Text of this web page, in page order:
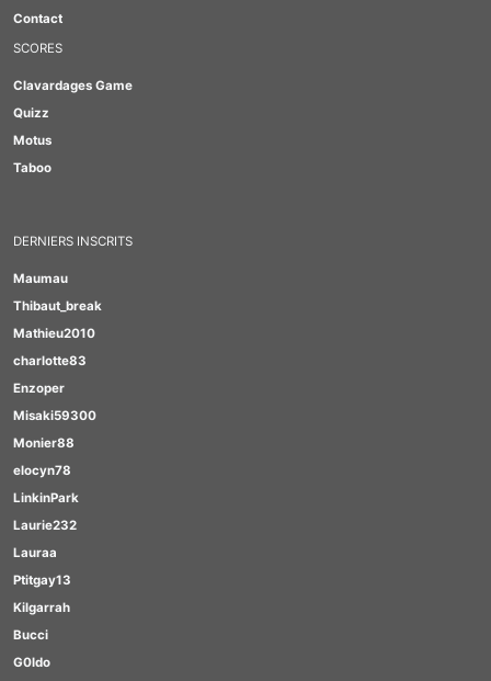
Contact
SCORES
Clavardages Game
Quizz
Motus
Taboo
DERNIERS INSCRITS
Maumau
Thibaut_break
Mathieu2010
charlotte83
Enzoper
Misaki59300
Monier88
elocyn78
LinkinPark
Laurie232
Lauraa
Ptitgay13
Kilgarrah
Bucci
G0ldo